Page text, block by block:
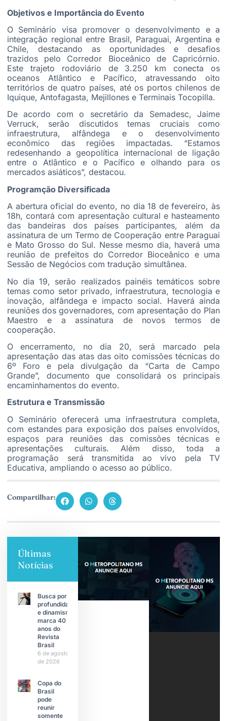
Objetivos e Importância do Evento
O Seminário visa promover o desenvolvimento e a
integração regional entre Brasil, Paraguai, Argentina e
Chile, destacando as oportunidades e desafios
trazidos pelo Corredor Bioceânico de Capricórnio.
Este trajeto rodoviário de 3.250 km conecta os
oceanos Atlântico e Pacífico, atravessando oito
territórios de quatro países, até os portos chilenos de
Iquique, Antofagasta, Mejillones e Terminais Tocopilla.
De acordo com o secretário da Semadesc, Jaime
Verruck, serão discutidos temas cruciais como
infraestrutura, alfândega e o desenvolvimento
econômico das regiões impactadas. “Estamos
redesenhando a geopolítica internacional de ligação
entre o Atlântico e o Pacífico e olhando para os
mercados asiáticos”, destacou.
Programção Diversificada
A abertura oficial do evento, no dia 18 de fevereiro, às
18h, contará com apresentação cultural e hasteamento
das bandeiras dos países participantes, além da
assinatura de um Termo de Cooperação entre Paraguai
e Mato Grosso do Sul. Nesse mesmo dia, haverá uma
reunião de prefeitos do Corredor Bioceânico e uma
Sessão de Negócios com tradução simultânea.
No dia 19, serão realizados painéis temáticos sobre
temas como setor privado, infraestrutura, tecnologia e
inovação, alfândega e impacto social. Haverá ainda
reuniões dos governadores, com apresentação do Plan
Maestro e a assinatura de novos termos de
cooperação.
O encerramento, no dia 20, será marcado pela
apresentação das atas das oito comissões técnicas do
6º Foro e pela divulgação da “Carta de Campo
Grande”, documento que consolidará os principais
encaminhamentos do evento.
Estrutura e Transmissão
O Seminário oferecerá uma infraestrutura completa,
com estandes para exposição dos países envolvidos,
espaços para reuniões das comissões técnicas e
apresentações culturais. Além disso, toda a
programação será transmitida ao vivo pela TV
Educativa, ampliando o acesso ao público.
Compartilhar:
Últimas
Notícias
Busca por
profundidade
e dinamismo
marca 40
anos do
Revista
Brasil
6 de agosto
de 2026
Copa do
Brasil
pode
reunir
somente